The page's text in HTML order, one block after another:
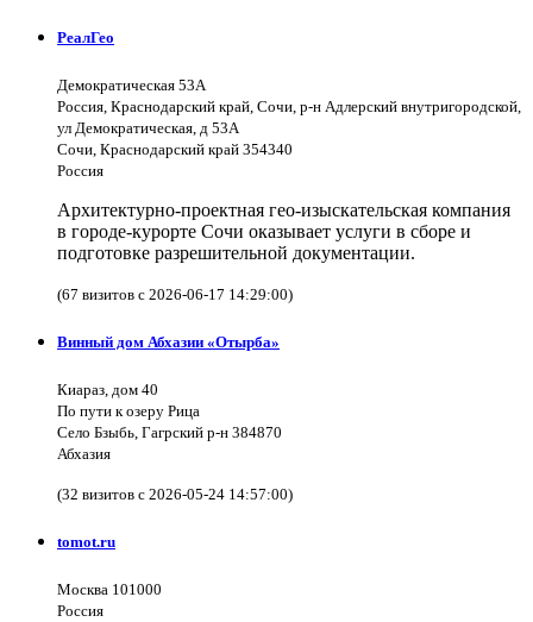
РеалГео
Демократическая 53А
Россия, Краснодарский край, Сочи, р-н Адлерский внутригородской,
ул Демократическая, д 53А
Сочи, Краснодарский край 354340
Россия
Архитектурно-проектная гео-изыскательская компания
в городе-курорте Сочи оказывает услуги в сборе и
подготовке разрешительной документации.
(67 визитов с 2026-06-17 14:29:00)
Винный дом Абхазии «Отырба»
Киараз, дом 40
По пути к озеру Рица
Село Бзыбь, Гагрский р-н 384870
Абхазия
(32 визитов с 2026-05-24 14:57:00)
tomot.ru
Москва 101000
Россия